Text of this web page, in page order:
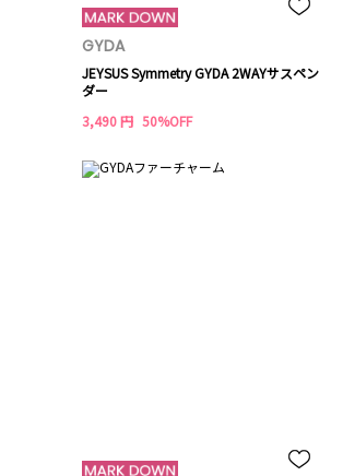
GYDA
JEYSUS Symmetry GYDA 2WAYサスペン
ダー
3,490 円 50%OFF